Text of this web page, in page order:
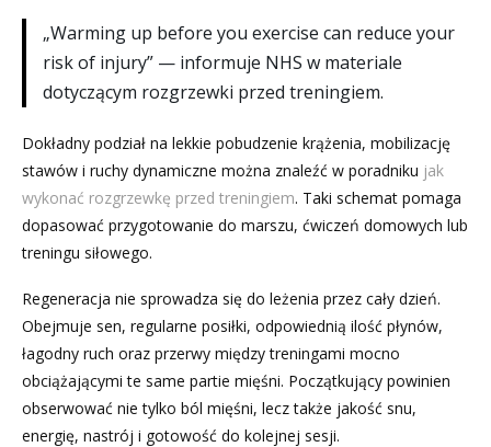
„Warming up before you exercise can reduce your
risk of injury” — informuje NHS w materiale
dotyczącym rozgrzewki przed treningiem.
Dokładny podział na lekkie pobudzenie krążenia, mobilizację
stawów i ruchy dynamiczne można znaleźć w poradniku jak
wykonać rozgrzewkę przed treningiem. Taki schemat pomaga
dopasować przygotowanie do marszu, ćwiczeń domowych lub
treningu siłowego.
Regeneracja nie sprowadza się do leżenia przez cały dzień.
Obejmuje sen, regularne posiłki, odpowiednią ilość płynów,
łagodny ruch oraz przerwy między treningami mocno
obciążającymi te same partie mięśni. Początkujący powinien
obserwować nie tylko ból mięśni, lecz także jakość snu,
energię, nastrój i gotowość do kolejnej sesji.